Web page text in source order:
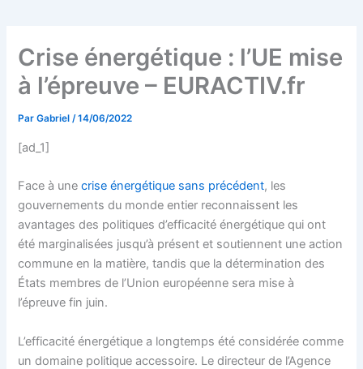
Crise énergétique : l’UE mise
à l’épreuve – EURACTIV.fr
ParGabriel/14/06/2022
[ad_1]
Face à unecrise énergétique sans précédent, les
gouvernements du monde entier reconnaissent les
avantages des politiques d’efficacité énergétique qui ont
été marginalisées jusqu’à présent et soutiennent une action
commune en la matière, tandis que la détermination des
États membres de l’Union européenne sera mise à
l’épreuve fin juin.
L’efficacité énergétique a longtemps été considérée comme
un domaine politique accessoire. Le directeur de l’Agence